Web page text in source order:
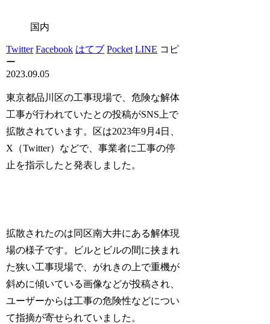
国内
Twitter Facebook はてブ Pocket LINE コピ
ー
2023.09.05
東京都品川区の工事現場で、危険な解体
工事が行われていたとの投稿がSNS上で
拡散されています。区は2023年9月4日、
X（Twitter）などで、事業者に工事の停
止を指示したと発表しました。
拡散されたのは同区南大井にある解体現
場の様子です。ビルとビルの間に挟まれ
た狭い工事現場で、がれきの上で重機が
斜めに傾いている画像などが投稿され、
ユーザーからは工事の危険性などについ
て指摘が寄せられていました。